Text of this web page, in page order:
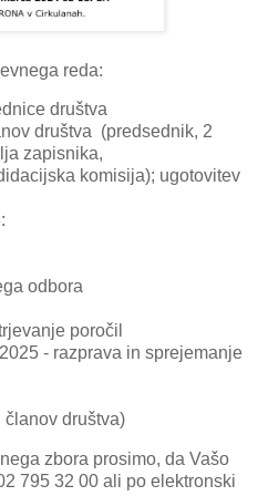
reda:
društva
društva (predsednik, 2
zapisnika,
komisija); ugotovitev
odbora
poročil
- razprava in sprejemanje
društva)
zbora prosimo, da Vašo
795 32 00 ali po elektronski